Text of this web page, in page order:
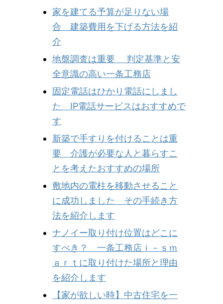
家を建てる予算が足りない場
合 建築費用を下げる方法を紹
介
地盤調査は重要 判定基準と安
全意識の高い一条工務店
固定電話はひかり電話にしまし
た IP電話サービスはおすすめで
す
新築で手すりを付けることは重
要 介護が必要な人と暮らすこ
とを考えたおすすめの場所
敷地内の電柱を移動させること
に成功しました その手続き方
法を紹介します
ナノイー取り付け位置はどこに
すべき？ 一条工務店ｉ－ｓｍ
ａｒｔに取り付けた場所と理由
を紹介します
【家が欲しい時】中古住宅を一